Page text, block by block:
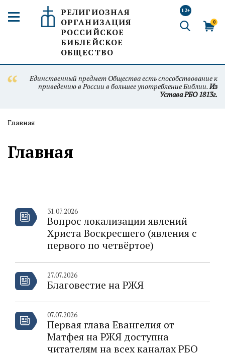
РЕЛИГИОЗНАЯ
ОРГАНИЗАЦИЯ
РОССИЙСКОЕ
БИБЛЕЙСКОЕ
ОБЩЕСТВО
12+
0
Единственный предмет Общества есть способствование к
приведению в России в большее употребление Библии.Из
Устава РБО 1813г.
Главная
Главная
31.07.2026
Вопрос локализации явлений
Христа Воскресшего (явления с
первого по четвёртое)
27.07.2026
Благовестие на РЖЯ
07.07.2026
Первая глава Евангелия от
Матфея на РЖЯ доступна
читателям на всех каналах РБО